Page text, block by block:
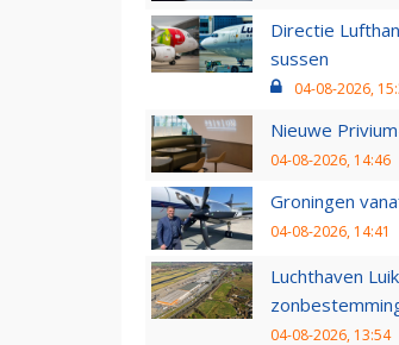
Directie
sussen
04-08-2026,
Nieuwe
04-08-2026, 14:46
Groningen
04-08-2026, 14:41
Luchthaven
04-08-2026, 13:54